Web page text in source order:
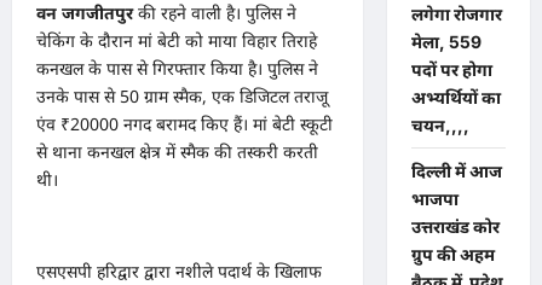
वन जगजीतपुरकी रहने वाली है। पुलिस ने
चेकिंग के दौरान मां बेटी को माया विहार तिराहे
कनखल के पास से गिरफ्तार किया है। पुलिस ने
उनके पास से 50 ग्राम स्मैक, एक डिजिटल तराजू
एंव ₹20000 नगद बरामद किए हैं। मां बेटी स्कूटी
से थाना कनखल क्षेत्र में स्मैक की तस्करी करती
थी।
एसएसपी हरिद्वार द्वारा नशीले पदार्थ के खिलाफ
लगेगा रोजगार
मेला, 559
पदों पर होगा
अभ्यर्थियों का
चयन,,,,
दिल्ली में आज
भाजपा
उत्तराखंड कोर
ग्रुप की अहम